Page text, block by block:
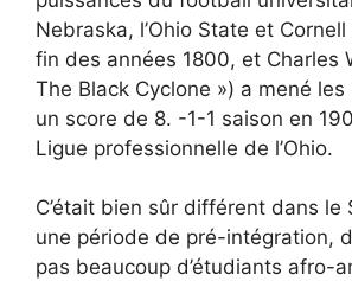
Nebraska, l’Ohio State et
fin des années 1800, et Charles
The Black Cyclone ») a mené les
un score de 8. -1-1 saison en
Ligue professionnelle de l’Ohio.
C’était bien sûr différent dans le
une période de pré-intégration,
pas beaucoup d’étudiants afro-